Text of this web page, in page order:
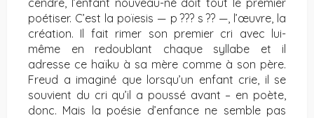
cendre, l’enfant nouveau-né doit tout le premier
poétiser. C’est la poïesis — p ??? s ?? —, l’œuvre, la
création. Il fait rimer son premier cri avec lui-
même en redoublant chaque syllabe et il
adresse ce haïku à sa mère comme à son père.
Freud a imaginé que lorsqu’un enfant crie, il se
souvient du cri qu’il a poussé avant – en poète,
donc. Mais la poésie d’enfance ne semble pas